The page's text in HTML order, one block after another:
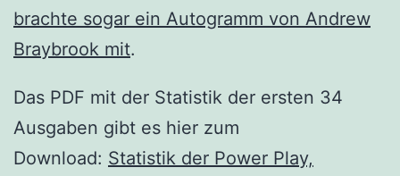
brachte sogar ein Autogramm von Andrew
Braybrook mit.
Das PDF mit der Statistik der ersten 34
Ausgaben gibt es hier zum
Download: Statistik der Power Play,